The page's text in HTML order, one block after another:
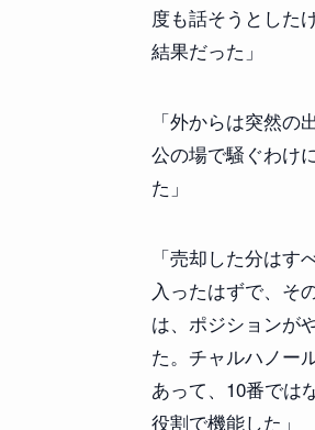
度も話そうとした
結果だった」
「外からは突然
公の場で騒ぐわけ
た」
「売却した分は
入ったはずで、そ
は、ポジションが
た。チャルハノー
あって、10番では
役割で機能した」